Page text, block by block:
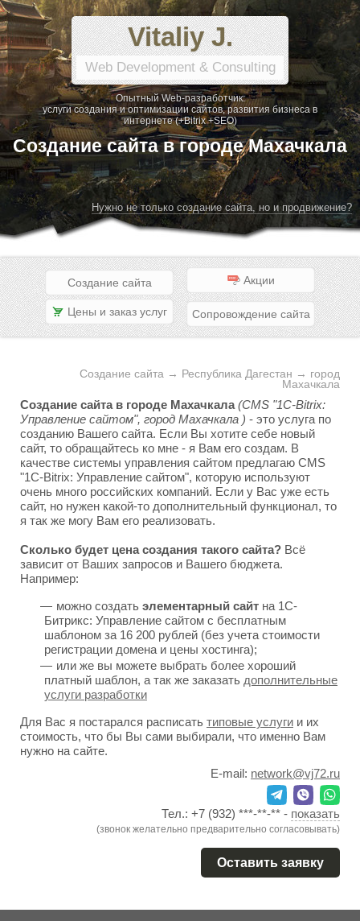
Vitaliy J.
Web Development & Consulting
Опытный Web-разработчик:
услуги создания и оптимизации сайтов, развития бизнеса в
интернете (+Bitrix +SEO)
Создание сайта в городе Махачкала
Нужно не только создание сайта, но и продвижение?
Создание сайта Акции
Цены и заказ услуг Сопровождение сайта
Создание сайта → Республика Дагестан → город
Махачкала
Создание сайта в городе Махачкала (CMS "1C-Bitrix:
Управление сайтом", город Махачкала ) - это услуга по
созданию Вашего сайта. Если Вы хотите себе новый
сайт, то обращайтесь ко мне - я Вам его создам. В
качестве системы управления сайтом предлагаю CMS
"1C-Bitrix: Управление сайтом", которую используют
очень много российских компаний. Если у Вас уже есть
сайт, но нужен какой-то дополнительный функционал, то
я так же могу Вам его реализовать.
Сколько будет цена создания такого сайта? Всё
зависит от Ваших запросов и Вашего бюджета.
Например:
можно создать элементарный сайт на 1С-
Битрикс: Управление сайтом с бесплатным
шаблоном за 16 200 рублей (без учета стоимости
регистрации домена и цены хостинга);
или же вы можете выбрать более хороший
платный шаблон, а так же заказать дополнительные
услуги разработки
Для Вас я постарался расписать типовые услуги и их
стоимость, что бы Вы сами выбирали, что именно Вам
нужно на сайте.
E-mail: network@vj72.ru
Тел.: +7 (932) ***-**-** - показать
(звонок желательно предварительно согласовывать)
Оставить заявку